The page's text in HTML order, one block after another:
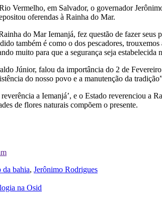
Vermelho, em Salvador, o governador
oferendas à Rainha do Mar.
do Mar Iemanjá, fez questão de fazer
também é como o dos pescadores,
muito para que a segurança seja estabelecida
Júnior, falou da importância do 2 de
do nosso povo e a manutenção da
a Iemanjá’, e o Estado reverenciou
de flores naturais compõem o presente.
da bahia, Jerônimo Rodrigues
na Osid